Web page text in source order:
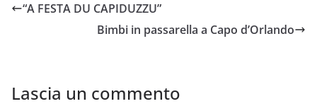
“A FESTA DU CAPIDUZZU”
Bimbi in passarella a Capo d’Orlando
Lascia un commento